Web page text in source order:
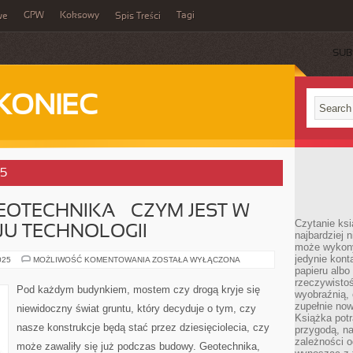
GPW Koksowy Spis Treści Tagi
– CZYM JEST W
TECHNOLOGII
MOŻLIWOŚĆ KOMENTOWANIA NOWOCZESNA
CZYM
JEST
OBLICZU
TECHNOLOGII
ZOSTAŁA WYŁĄCZONA
Pod każdym budynkiem, mostem czy drogą kryje się
niewidoczny świat gruntu, który decyduje o tym, czy
nasze konstrukcje będą stać przez dziesięciolecia, czy
może zawaliły się już podczas budowy. Geotechnika,
Czytanie
najbardziej
może
jedynie
papieru
zupełnie
Książka
przygodą,
zależności